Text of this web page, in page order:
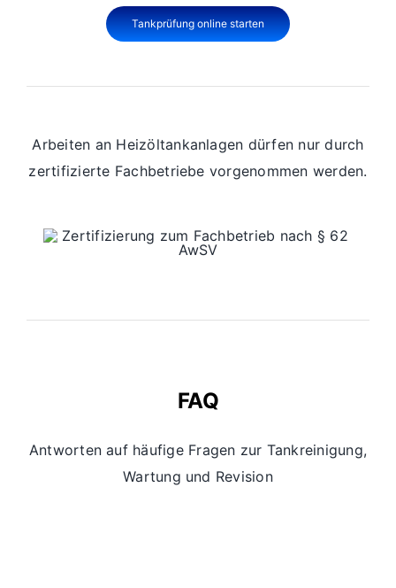
Tankprüfung online starten
Arbeiten an Heizöltankanlagen dürfen nur durch
zertifizierte Fachbetriebe vorgenommen werden.
FAQ
Antworten auf häufige Fragen zur Tankreinigung,
Wartung und Revision